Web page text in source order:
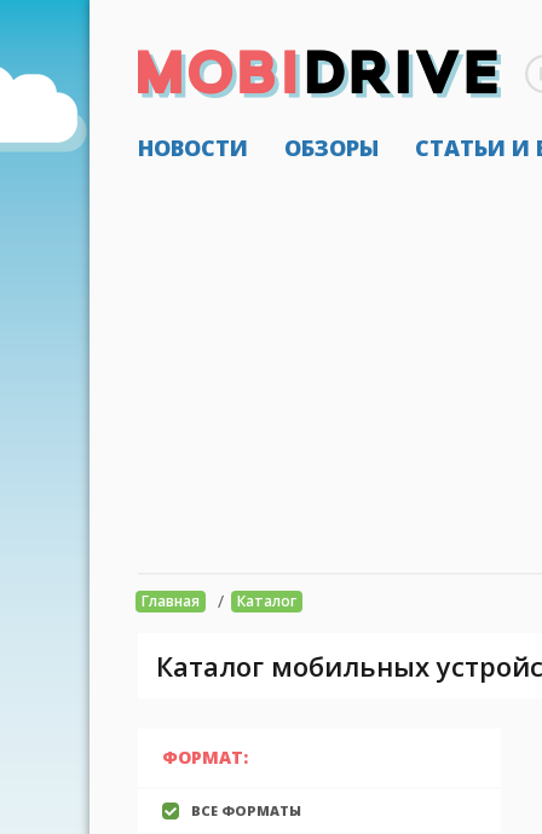
НОВОСТИ ОБЗОРЫ СТАТЬИ И
Главная / Каталог
Каталог мобильных
ФОРМАТ:
ВСЕ ФОРМАТЫ